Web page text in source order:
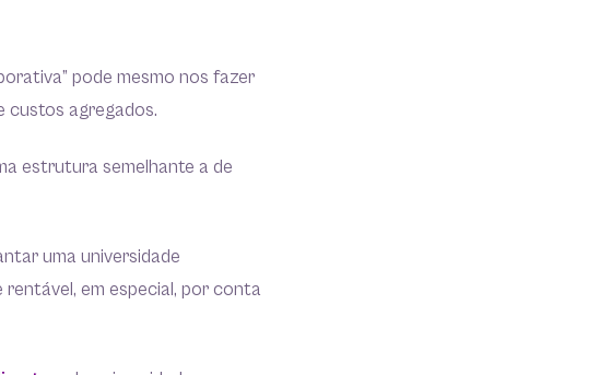
pode mesmo nos fazer
custos agregados.
estrutura semelhante a de
uma universidade
em especial, por conta